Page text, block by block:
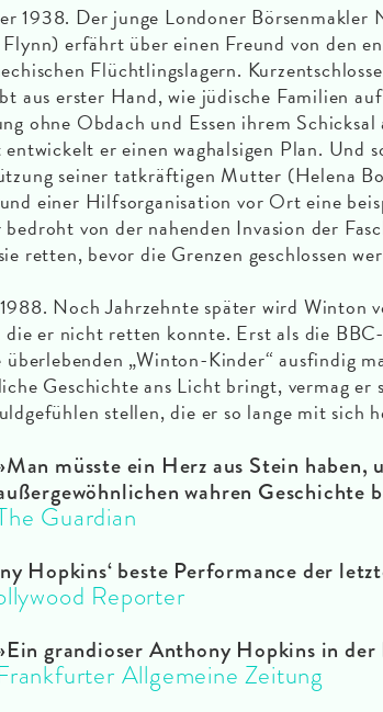
1938. Der junge Londoner Börsenmakler
erfährt über einen Freund von den
Flüchtlingslagern.
aus erster Hand, wie jüdische Familien
ohne Obdach und Essen ihrem
er einen waghalsigen Plan. Und
seiner tatkräftigen Mutter (Helena
einer Hilfsorganisation vor Ort eine
von der nahenden Invasion der
retten, bevor die Grenzen geschlossen
Noch Jahrzehnte später wird Winton
er nicht retten konnte. Erst als die BBC-
überlebenden „Winton-Kinder“ ausfindig
Geschichte ans Licht bringt, vermag er
stellen, die er so lange mit sich
Man müsste ein Herz aus Stein haben,
wahren Geschichte
Guardian
Hopkins‘ beste Performance der
Reporter
Ein grandioser Anthony Hopkins in
Allgemeine Zeitung